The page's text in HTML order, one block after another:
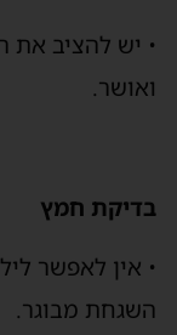
• יש להציב את
ואושר.
בדיקת חמץ
• אין לאפשר
השגחת מבוגר.